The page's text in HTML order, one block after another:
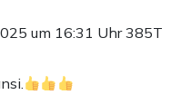
um 16:31 Uhr385T